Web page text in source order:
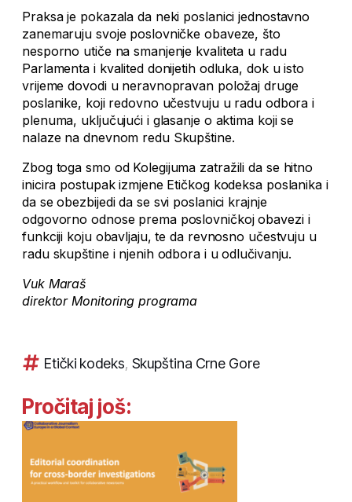
Praksa je pokazala da neki poslanici jednostavno
zanemaruju svoje poslovničke obaveze, što
nesporno utiče na smanjenje kvaliteta u radu
Parlamenta i kvalited donijetih odluka, dok u isto
vrijeme dovodi u neravnopravan položaj druge
poslanike, koji redovno učestvuju u radu odbora i
plenuma, uključujući i glasanje o aktima koji se
nalaze na dnevnom redu Skupštine.
Zbog toga smo od Kolegijuma zatražili da se hitno
inicira postupak izmjene Etičkog kodeksa poslanika i
da se obezbijedi da se svi poslanici krajnje
odgovorno odnose prema poslovničkoj obavezi i
funkciji koju obavljaju, te da revnosno učestvuju u
radu skupštine i njenih odbora i u odlučivanju.
Vuk Maraš
direktor Monitoring programa
Etički kodeks, Skupština Crne Gore
Pročitaj još: